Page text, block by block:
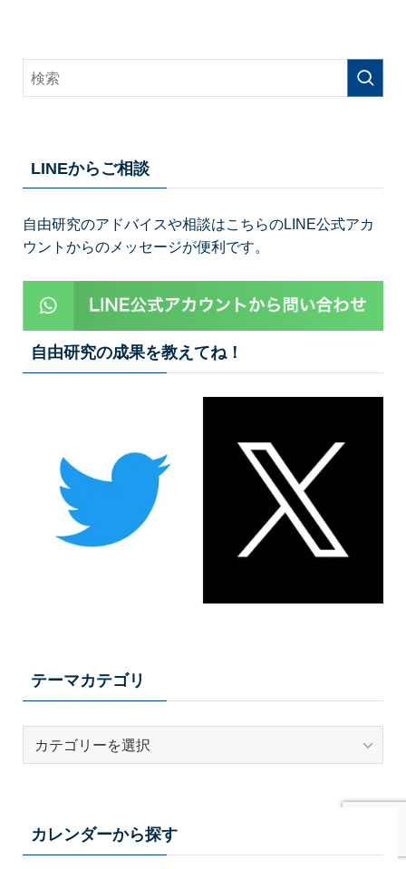
LINEからご相談
自由研究のアドバイスや相談はこちらのLINE公式アカ
ウントからのメッセージが便利です。
自由研究の成果を教えてね！
テーマカテゴリ
カレンダーから探す